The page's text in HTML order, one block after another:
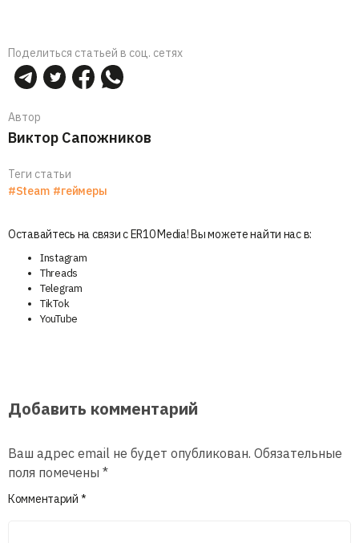
Поделиться статьей в соц. сетях
Автор
Виктор Сапожников
Теги статьи
#Steam #геймеры
Оставайтесь на связи с ER10 Media! Вы можете найти нас в:
Instagram
Threads
Telegram
TikTok
YouTube
Добавить комментарий
Ваш адрес email не будет опубликован. Обязательные
поля помечены *
Комментарий *